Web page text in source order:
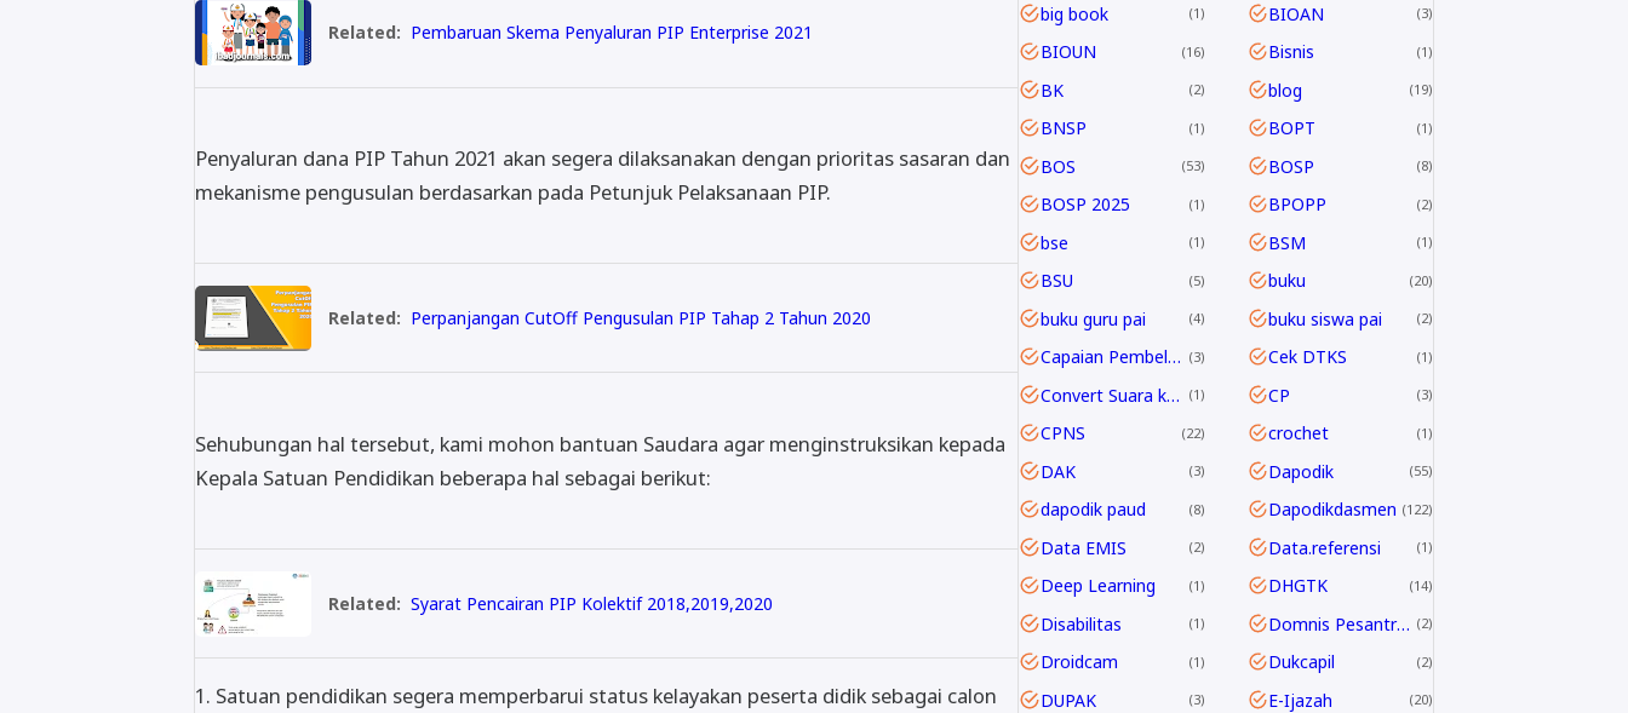
Related: Pembaruan Skema Penyaluran PIP Enterprise 2021
Penyaluran dana PIP Tahun 2021 akan segera dilaksanakan dengan prioritas sasaran dan
mekanisme pengusulan berdasarkan pada Petunjuk Pelaksanaan PIP.
Related: Perpanjangan CutOff Pengusulan PIP Tahap 2 Tahun 2020
Sehubungan hal tersebut, kami mohon bantuan Saudara agar menginstruksikan kepada
Kepala Satuan Pendidikan beberapa hal sebagai berikut:
Related: Syarat Pencairan PIP Kolektif 2018,2019,2020
1. Satuan pendidikan segera memperbarui status kelayakan peserta didik sebagai calon
big book 1 BIOAN 3
BIOUN 16 Bisnis 1
BK 2 blog 19
BNSP 1 BOPT 1
BOS 53 BOSP 8
BOSP 2025 1 BPOPP 2
bse 1 BSM 1
BSU 5 buku 20
buku guru pai 4 buku siswa pai 2
Capaian Pembelajaran 3 Cek DTKS 1
Convert Suara ke Text 1 CP 3
CPNS 22 crochet 1
DAK 3 Dapodik 55
dapodik paud 8 Dapodikdasmen 122
Data EMIS 2 Data.referensi 1
Deep Learning 1 DHGTK 14
Disabilitas 1 Domnis Pesantren Ramadhan 2
Droidcam 1 Dukcapil 2
DUPAK 3 E-Ijazah 20